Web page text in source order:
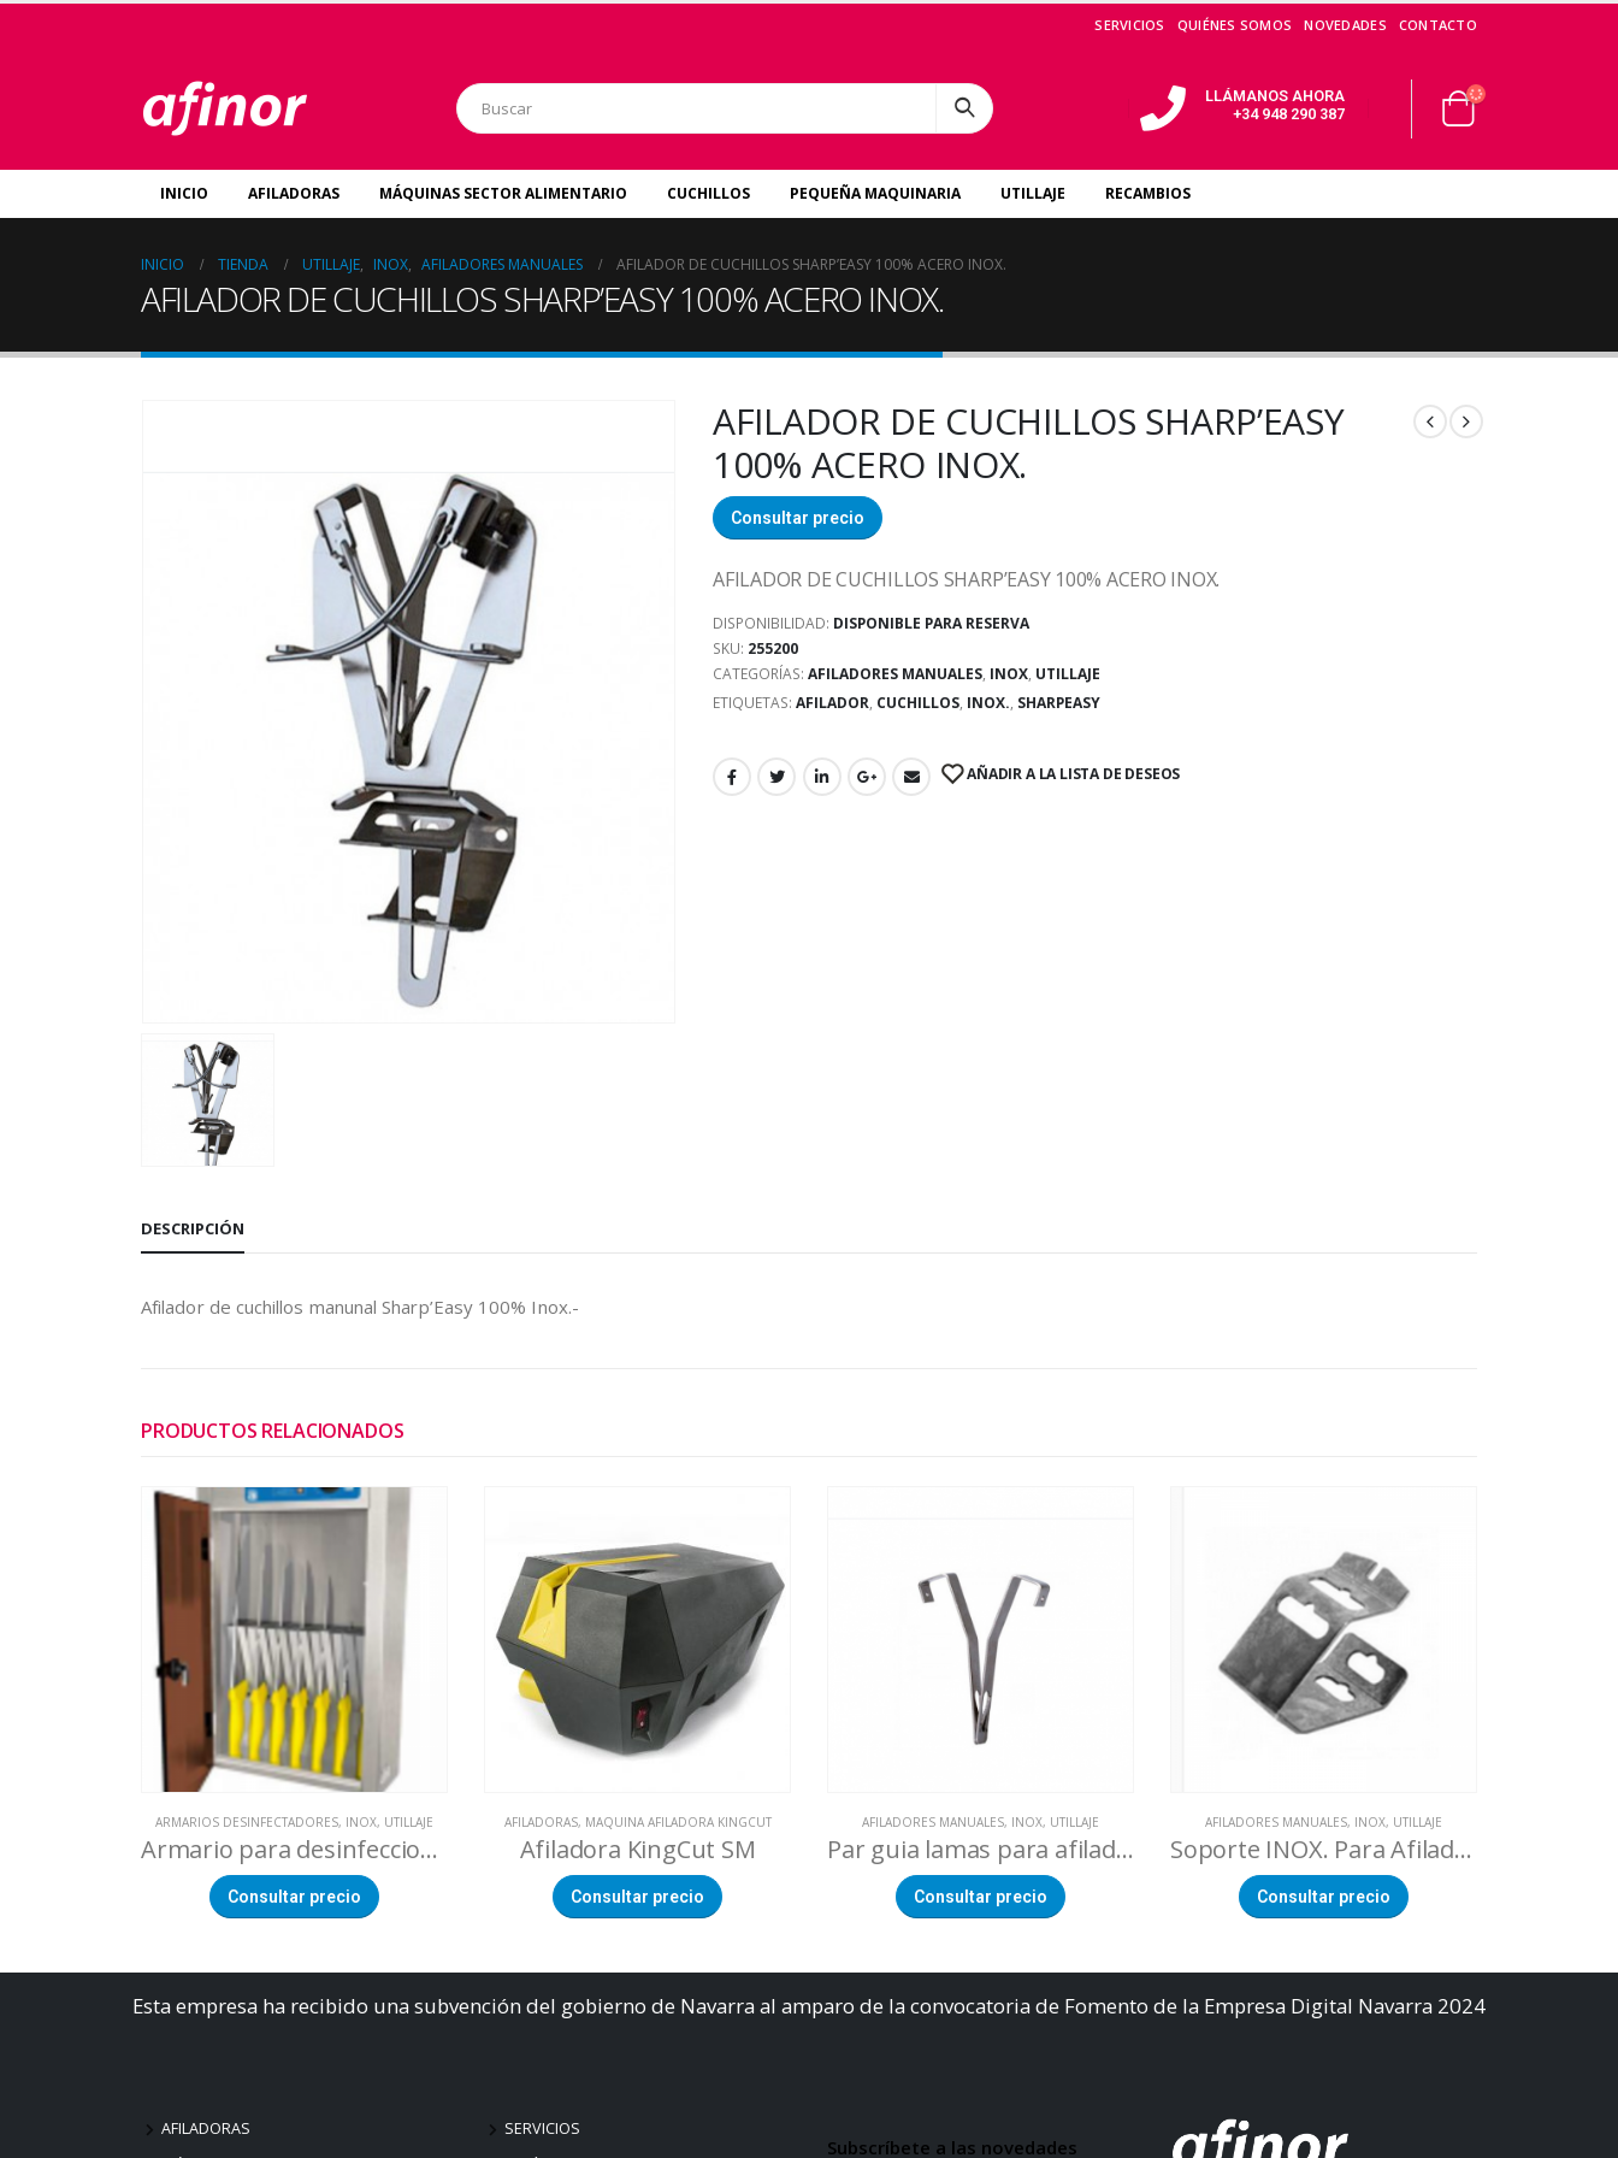
SERVICIOS QUIÉNES SOMOS NOVEDADES CONTACTO
LLÁMANOS AHORA
+34 948 290 387
INICIO AFILADORAS MÁQUINAS SECTOR ALIMENTARIO CUCHILLOS PEQUEÑA MAQUINARIA UTILLAJE RECAMBIOS
INICIO TIENDA UTILLAJE, INOX, AFILADORES MANUALES AFILADOR DE CUCHILLOS SHARP’EASY 100% ACERO INOX.
AFILADOR DE CUCHILLOS SHARP’EASY 100% ACERO INOX.
AFILADOR DE CUCHILLOS SHARP’EASY
100% ACERO INOX.
Consultar precio
AFILADOR DE CUCHILLOS SHARP’EASY 100% ACERO INOX.
DISPONIBILIDAD: DISPONIBLE PARA RESERVA
SKU: 255200
CATEGORÍAS: AFILADORES MANUALES, INOX, UTILLAJE
ETIQUETAS: AFILADOR, CUCHILLOS, INOX., SHARPEASY
AÑADIR A LA LISTA DE DESEOS
DESCRIPCIÓN
Afilador de cuchillos manunal Sharp’Easy 100% Inox.-
PRODUCTOS RELACIONADOS
ARMARIOS DESINFECTADORES, INOX, UTILLAJE
Armario para desinfeccion cuchillos
Consultar precio
AFILADORAS, MAQUINA AFILADORA KINGCUT
Afiladora KingCut SM
Consultar precio
AFILADORES MANUALES, INOX, UTILLAJE
Par guia lamas para afilador manual SHARP’EASY
Consultar precio
AFILADORES MANUALES, INOX, UTILLAJE
Soporte INOX. Para Afilador Manual SHARP EASY
Consultar precio
Esta empresa ha recibido una subvención del gobierno de Navarra al amparo de la convocatoria de Fomento de la Empresa Digital Navarra 2024
AFILADORAS
SERVICIOS
Subscríbete a las novedades